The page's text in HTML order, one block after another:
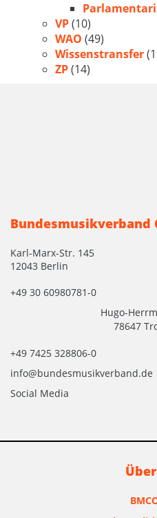
VP(10)
WAO (49)
Wissenstransfer
ZP(14)
Bundesmusikverband
Karl-Marx-Str. 145
12043 Berlin
+49 30 60980781-0
Hugo-
78647
+49 7425 328806-0
info@bundesmusikverband.de
Social Media